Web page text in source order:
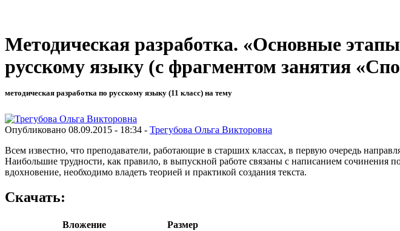
Методическая разработка. «Основные
русскому языку (с фрагментом занятия
методическая разработка по русскому языку (11 класс) на тему
Опубликовано 08.09.2015 - 18:34 - Трегубова Ольга Викторовна
Всем известно, что преподаватели, работающие в старших классах, в первую очередь
Наибольшие трудности, как правило, в выпускной работе связаны с написанием сочинения
вдохновение, необходимо владеть теорией и практикой создания текста.
Скачать:
Вложение
Размер